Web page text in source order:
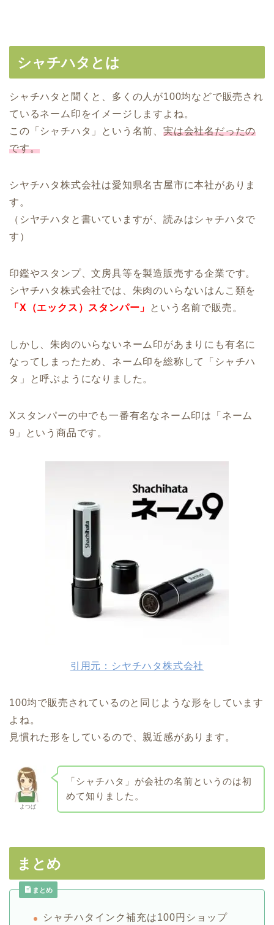
シャチハタとは
シャチハタと聞くと、多くの人が100均などで販売され
ているネーム印をイメージしますよね。
この「シャチハタ」という名前、実は会社名だったの
です。
シヤチハタ株式会社は愛知県名古屋市に本社がありま
す。
（シヤチハタと書いていますが、読みはシャチハタで
す）
印鑑やスタンプ、文房具等を製造販売する企業です。
シヤチハタ株式会社では、朱肉のいらないはんこ類を
「X（エックス）スタンパー」
という名前で販売。
しかし、朱肉のいらないネーム印があまりにも有名に
なってしまったため、ネーム印を総称して「シャチハ
タ」と呼ぶようになりました。
Xスタンパーの中でも一番有名なネーム印は「ネーム
9」という商品です。
引用元：シヤチハタ株式会社
100均で販売されているのと同じような形をしています
よね。
見慣れた形をしているので、親近感があります。
よつば
「シャチハタ」が会社の名前というのは初
めて知りました。
まとめ
まとめ
シャチハタインク補充は100円ショップ